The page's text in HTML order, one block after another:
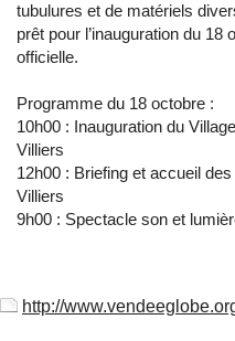
tubulures et de matériels
prêt pour l’inauguration du 18
officielle.
Programme du 18 octobre :
10h00 : Inauguration du
Villiers
12h00 : Briefing et accueil
Villiers
9h00 : Spectacle son et
http://